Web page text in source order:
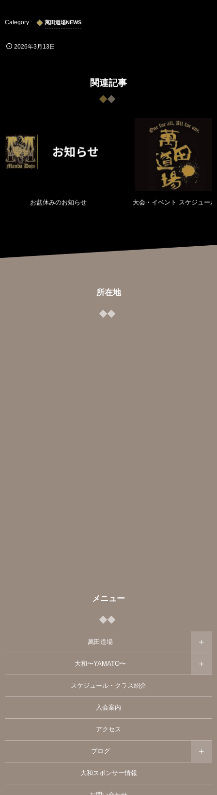
萬田道場NEWS
2026年3月13日
関連記事
お盆休みのお知らせ 大会・イベント スケジュール
所在地
メニュー
萬田道場
大和〜YAMATO〜
スケジュール・クラス紹介
入会案内
アクセス
ブログ
大和スポンサー情報